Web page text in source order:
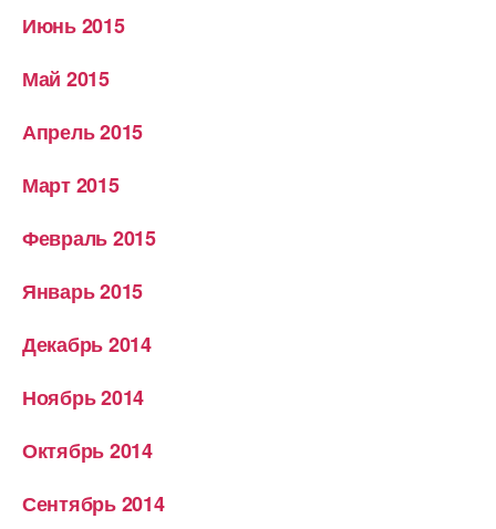
Июнь 2015
Май 2015
Апрель 2015
Март 2015
Февраль 2015
Январь 2015
Декабрь 2014
Ноябрь 2014
Октябрь 2014
Сентябрь 2014